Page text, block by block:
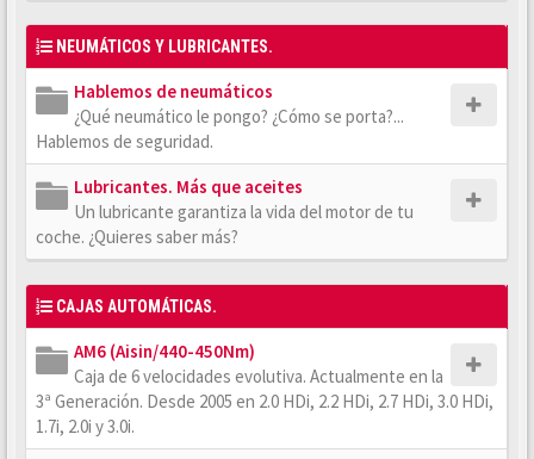
NEUMÁTICOS Y LUBRICANTES.
Hablemos de neumáticos
¿Qué neumático le pongo? ¿Cómo se porta?...
Hablemos de seguridad.
Lubricantes. Más que aceites
Un lubricante garantiza la vida del motor de tu
coche. ¿Quieres saber más?
CAJAS AUTOMÁTICAS.
AM6 (Aisin/440-450Nm)
Caja de 6 velocidades evolutiva. Actualmente en la
3ª Generación. Desde 2005 en 2.0 HDi, 2.2 HDi, 2.7 HDi, 3.0 HDi,
1.7i, 2.0i y 3.0i.